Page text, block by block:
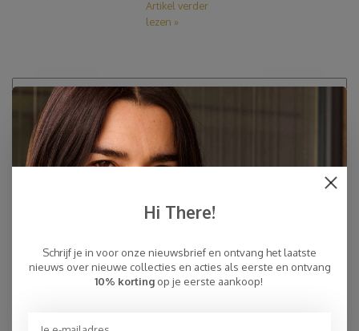
Artikel verder
lezen »
Recente artikelen
HOE HET BEGON MET ONZE TRAVEL WRAPS
Het Verhaal van SjaalMania
SJAALMANIA BESTAAT 10 JAAR!
Hi There!
Schrijf je in voor onze nieuwsbrief en ontvang het laatste
nieuws over nieuwe collecties en acties als eerste en ontvang
10% korting op je eerste aankoop!